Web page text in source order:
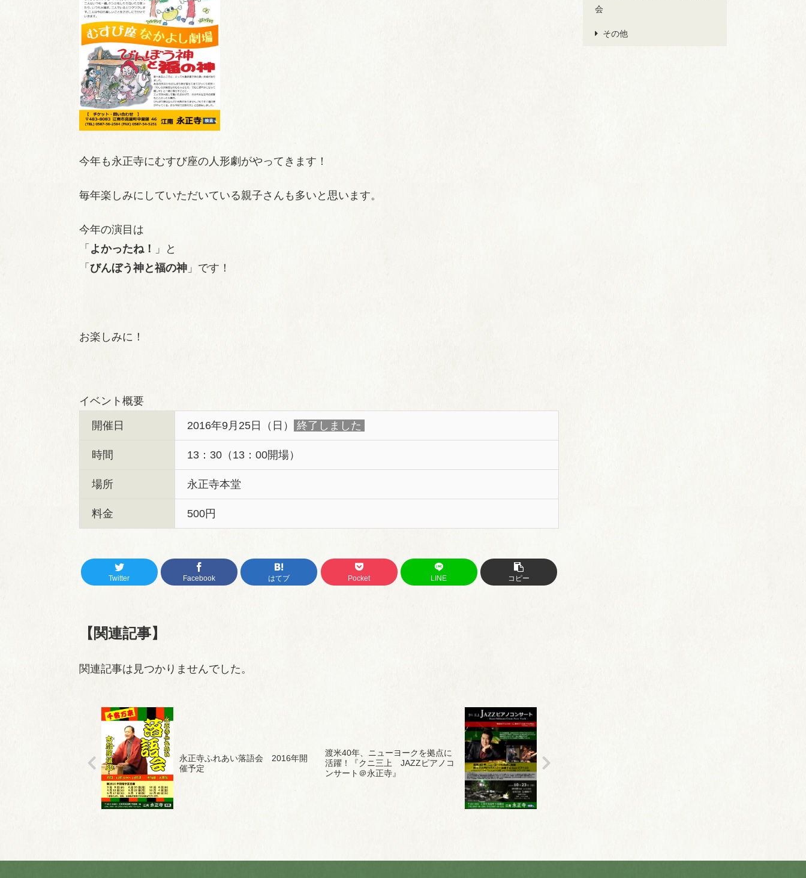
今年も永正寺にむすび座の人形劇がやってきます！
毎年楽しみにしていただいている親子さんも多いと思います。
今年の演目は
「 よかったね！
」と
「 びんぼう神と福の神 」です！
お楽しみに！
イベント概要
開催日 2016年9月25日（日） 終了しました
時間 13：30（13：00開場）
場所 永正寺本堂
料金 500円
Twitter Facebook はてブ Pocket LINE コピー
【関連記事】
関連記事は見つかりませんでした。
永正寺ふれあい落語会 2016年開
催予定
渡米40年、ニューヨークを拠点に
活躍！『クニ三上 JAZZピアノコ
ンサート＠永正寺』
会
その他